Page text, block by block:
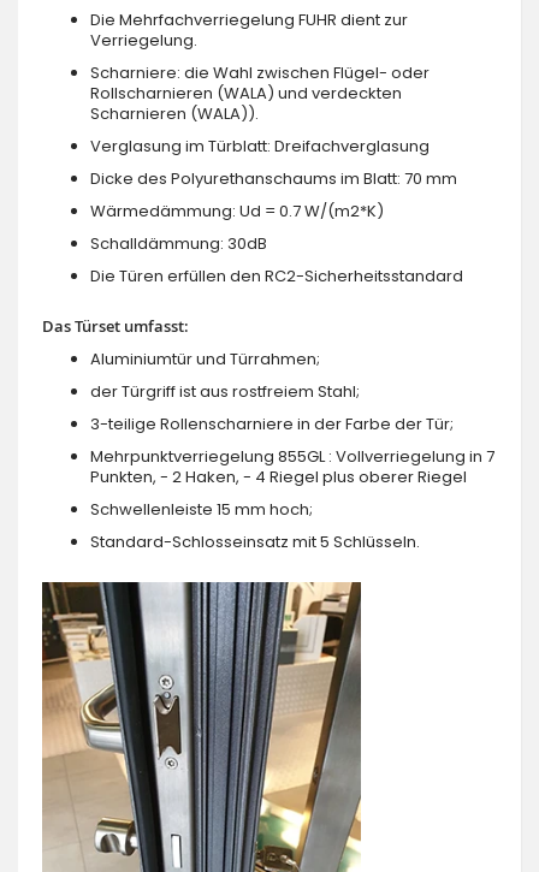
Die Mehrfachverriegelung FUHR dient zur
Verriegelung.
Scharniere: die Wahl zwischen Flügel- oder
Rollscharnieren (WALA) und verdeckten
Scharnieren (WALA)).
Verglasung im Türblatt: Dreifachverglasung
Dicke des Polyurethanschaums im Blatt: 70 mm
Wärmedämmung: Ud = 0.7 W/(m2*K)
Schalldämmung: 30dB
Die Türen erfüllen den RC2-Sicherheitsstandard
Das Türset umfasst:
Aluminiumtür und Türrahmen;
der Türgriff ist aus rostfreiem Stahl;
3-teilige Rollenscharniere in der Farbe der Tür;
Mehrpunktverriegelung 855GL : Vollverriegelung in 7
Punkten, - 2 Haken, - 4 Riegel plus oberer Riegel
Schwellenleiste 15 mm hoch;
Standard-Schlosseinsatz mit 5 Schlüsseln.